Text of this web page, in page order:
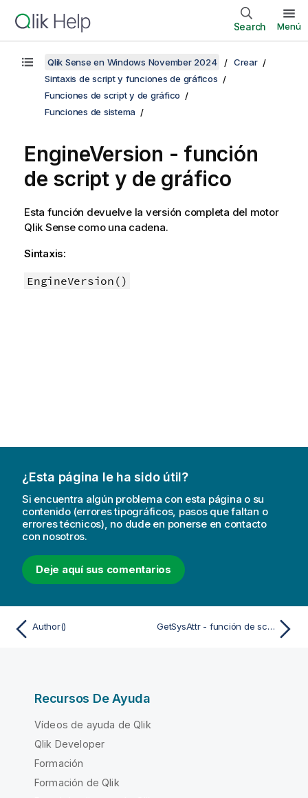
Search Menú
Qlik Sense en Windows November 2024
Crear
Sintaxis de script y funciones de gráficos
Funciones de script y de gráfico
Funciones de sistema
EngineVersion - función
de script y de gráfico
Esta función devuelve la versión completa del motor
Qlik Sensecomo una cadena.
Sintaxis:
EngineVersion()
¿Esta página le ha sido útil?
Si encuentra algún problema con esta página o su
contenido (errores tipográficos, pasos que faltan o
errores técnicos), no dude en ponerse en contacto
con nosotros.
Deje aquí sus comentarios
Author() GetSysAttr - función de script y de gráfico
Recursos De Ayuda
Vídeos de ayuda de Qlik
Qlik Developer
Formación
Formación de Qlik